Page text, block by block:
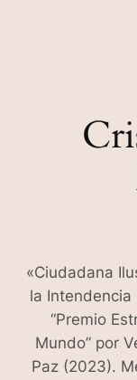
«Ciudadana
la
“Premio
Mundo” por
Paz (2023).